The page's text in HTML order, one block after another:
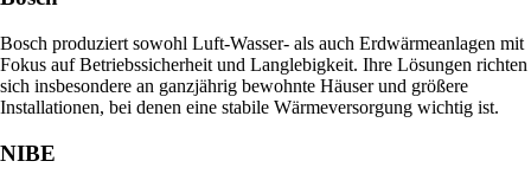
Bosch produziert sowohl Luft-Wasser- als auch Erdwärmeanlagen mit
Fokus auf Betriebssicherheit und Langlebigkeit. Ihre Lösungen richten
sich insbesondere an ganzjährig bewohnte Häuser und größere
Installationen, bei denen eine stabile Wärmeversorgung wichtig ist.
NIBE